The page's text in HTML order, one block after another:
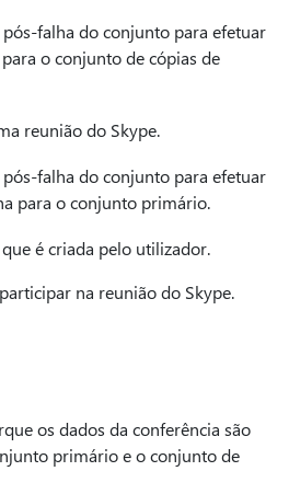
falha do conjunto para efetuar
o conjunto de cópias de
reunião do Skype.
falha do conjunto para efetuar
para o conjunto primário.
é criada pelo utilizador.
na reunião do Skype.
os dados da conferência são
primário e o conjunto de